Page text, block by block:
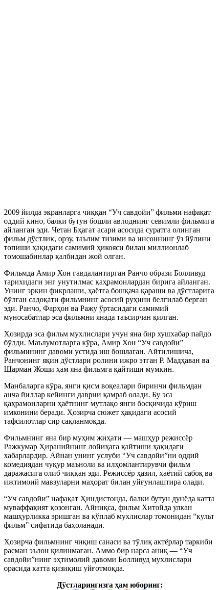
2009 йилда экранларга чиққан “Уч савдойи” фильми нафақат
оддий кино, балки бутун бошли авлоднинг севимли фильмига
айланган эди. Четан Бҳагат асари асосида суратга олинган
фильм дўстлик, орзу, таълим тизими ва инсоннинг ўз йўлини
топиши ҳақидаги самимий ҳикояси билан миллионлаб
томошабинлар қалбидан жой олган.
Фильмда Амир Хон гавдалантирган Ранчо образи Болливуд
тарихидаги энг унутилмас қаҳрамонлардан бирига айланган.
Унинг эркин фикрлаши, ҳаётга бошқача қараши ва дўстларига
бўлган садоқати фильмнинг асосий руҳини белгилаб берган
эди. Ранчо, Фарҳон ва Ражу ўртасидаги самимий
муносабатлар эса фильмни янада таъсирчан қилган.
Ҳозирда эса фильм мухлислари учун яна бир хушхабар пайдо
бўлди. Маълумотларга кўра, Амир Хон “Уч савдойи”
фильмининг давоми устида иш бошлаган. Айтилишича,
Ранчонинг яқин дўстлари ролини ижро этган Р. Мадҳаван ва
Шарман Жоши ҳам яна фильмга қайтиши мумкин.
Манбаларга кўра, янги қисм воқеалари биринчи фильмдан
анча йиллар кейинги даврни қамраб олади. Бу эса
қаҳрамонларни ҳаётнинг мутлақо янги босқичида кўриш
имконини беради. Ҳозирча сюжет ҳақидаги асосий
тафсилотлар сир сақланмоқда.
Фильмнинг яна бир муҳим жиҳати — машҳур режиссёр
Ражкумар Ҳиранийнинг лойиҳага қайтиши ҳақидаги
хабарлардир. Айнан унинг услуби “Уч савдойи”ни оддий
комедиядан чуқур маъноли ва илҳомлантирувчи фильм
даражасига олиб чиққан эди. Режиссёр ҳазил, ҳаётий сабоқ ва
ижтимоий мавзуларни маҳорат билан уйғунлаштира олади.
“Уч савдойи” нафақат Ҳиндистонда, балки бутун дунёда катта
муваффақият қозонган. Айниқса, фильм Хитойда улкан
машҳурликка эришган ва кўплаб мухлислар томонидан “культ
фильм” сифатида баҳоланади.
Ҳозирча фильмнинг чиқиш санаси ва тўлиқ актёрлар таркиби
расман эълон қилинмаган. Аммо бир нарса аниқ — “Уч
савдойи”нинг эҳтимолий давоми Болливуд мухлислари
орасида катта қизиқиш уйғотмоқда.
Дўстларингизга ҳам юборинг: